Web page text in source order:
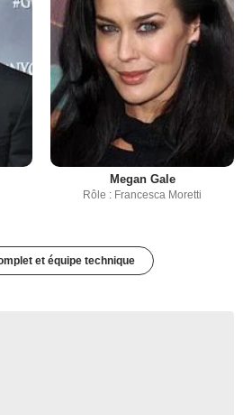
Megan Gale
Rôle : Francesca Moretti
et équipe technique